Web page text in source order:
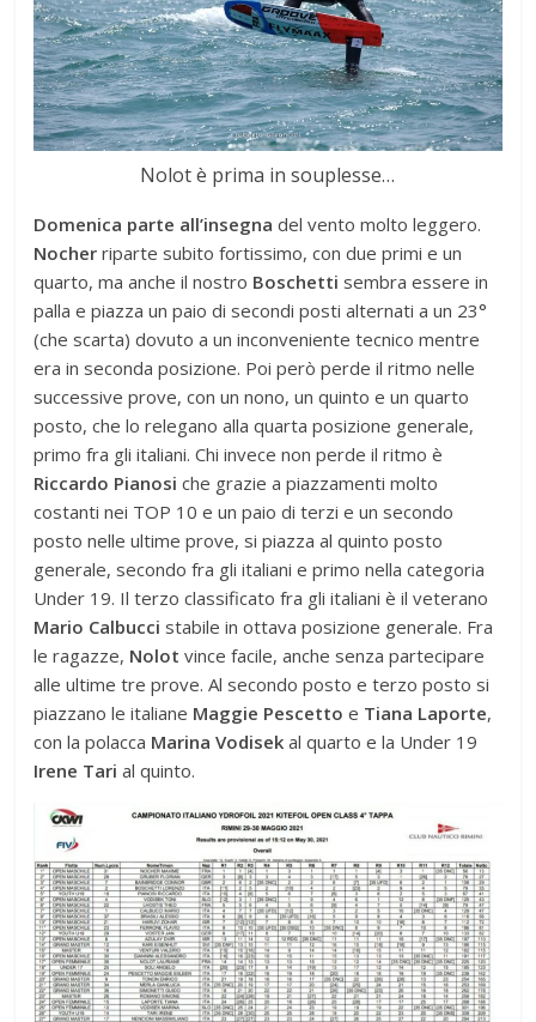
Nolot è prima in souplesse…
Domenica parte all’insegna del vento molto leggero.
Nocherriparte subito fortissimo, con due primi e un
quarto, ma anche il nostro Boschettisembra essere in
palla e piazza un paio di secondi posti alternati a un 23°
(che scarta) dovuto a un inconveniente tecnico mentre
era in seconda posizione. Poi però perde il ritmo nelle
successive prove, con un nono, un quinto e un quarto
posto, che lo relegano alla quarta posizione generale,
primo fra gli italiani. Chi invece non perde il ritmo è
Riccardo Pianosi che grazie a piazzamenti molto
costanti nei TOP 10 e un paio di terzi e un secondo
posto nelle ultime prove, si piazza al quinto posto
generale, secondo fra gli italiani e primo nella categoria
Under 19. Il terzo classificato fra gli italiani è il veterano
Mario Calbucci stabile in ottava posizione generale. Fra
le ragazze, Nolot vince facile, anche senza partecipare
alle ultime tre prove. Al secondo posto e terzo posto si
piazzano le italiane Maggie Pescetto e Tiana Laporte,
con la polacca Marina Vodisek al quarto e la Under 19
Irene Tari al quinto.